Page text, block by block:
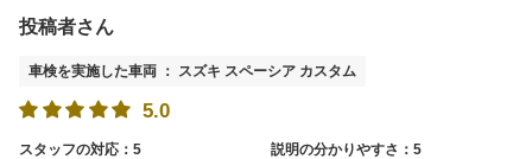
投稿者さん
車検を実施した車両 ： スズキ スペーシア カスタム
5.0
スタッフの対応：5
説明の分かりやすさ：5